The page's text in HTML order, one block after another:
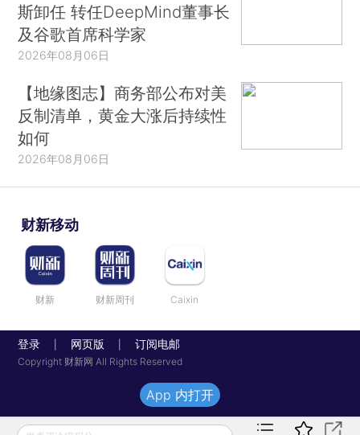
斯卸任 转任DeepMind董事长
及谷歌首席科学家
2026年08月06日
【地缘图志】商务部公布对美
反制清单，黄金大涨后持续性
如何
2026年08月06日
财新移动
财新 财新周刊 Caixin
登录 网页版 订阅电邮
Copyright 财新网 All Rights Reserved
App 内打开